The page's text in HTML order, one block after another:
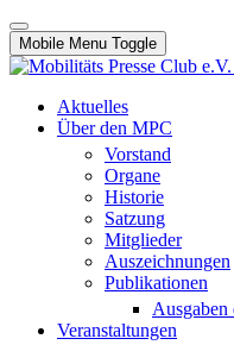
Mobile Menu Toggle
Aktuelles
Über den MPC
Vorstand
Organe
Historie
Satzung
Mitglieder
Auszeichnungen
Publikationen
Ausgaben
Veranstaltungen